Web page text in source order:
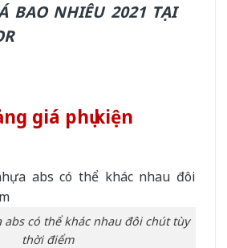
BAO NHIÊU 2021 TẠI
giá phụ kiện
abs có thể khác nhau đôi chút tùy
thời điểm